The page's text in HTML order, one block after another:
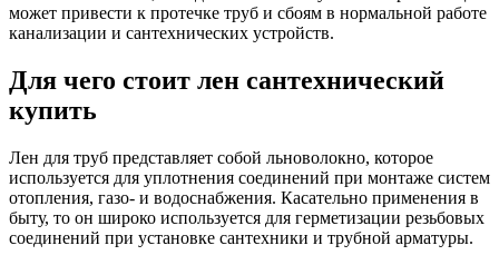
может привести к протечке труб и сбоям в нормальной работе
канализации и сантехнических устройств.
Для чего стоит лен сантехнический
купить
Лен для труб представляет собой льноволокно, которое
используется для уплотнения соединений при монтаже систем
отопления, газо- и водоснабжения. Касательно применения в
быту, то он широко используется для герметизации резьбовых
соединений при установке сантехники и трубной арматуры.